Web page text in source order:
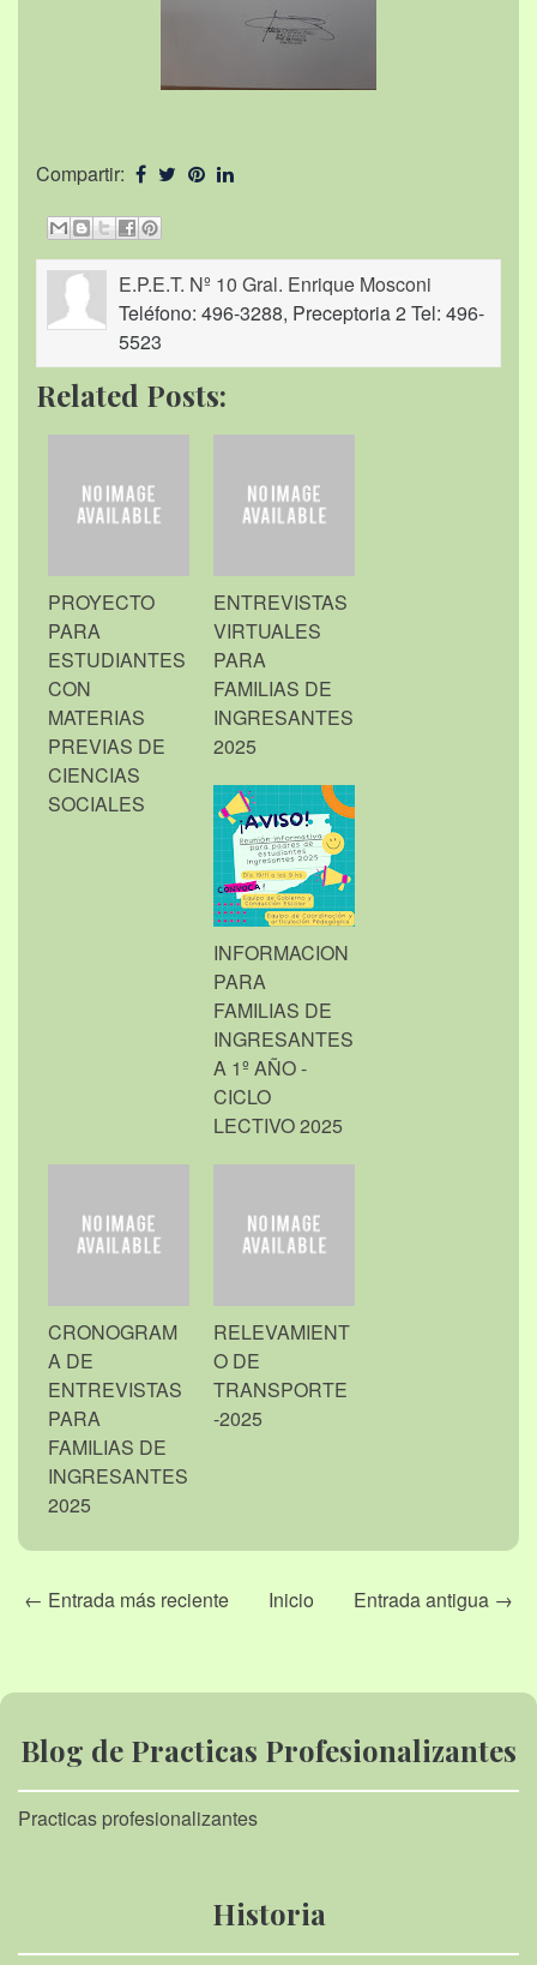
Compartir:
E.P.E.T. Nº 10 Gral. Enrique Mosconi
Teléfono: 496-3288, Preceptoria 2 Tel: 496-
5523
Related Posts:
PROYECTO
PARA
ESTUDIANTES
CON
MATERIAS
PREVIAS DE
CIENCIAS
SOCIALES
ENTREVISTAS
VIRTUALES
PARA
FAMILIAS DE
INGRESANTES
2025
INFORMACION
PARA
FAMILIAS DE
INGRESANTES
A 1º AÑO -
CICLO
LECTIVO 2025
CRONOGRAM
A DE
ENTREVISTAS
PARA
FAMILIAS DE
INGRESANTES
2025
RELEVAMIENT
O DE
TRANSPORTE
-2025
← Entrada más reciente Entrada antigua →
Inicio
Blog de Practicas Profesionalizantes
Practicas profesionalizantes
Historia